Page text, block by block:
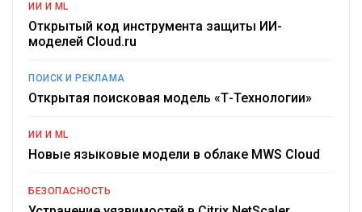
ИИ И ML
Открытый код инструмента защиты ИИ-
моделей Cloud.ru
ПОИСК И РЕКЛАМА
Открытая поисковая модель «Т-Технологии»
ИИ И ML
Новые языковые модели в облаке MWS Cloud
БЕЗОПАСНОСТЬ